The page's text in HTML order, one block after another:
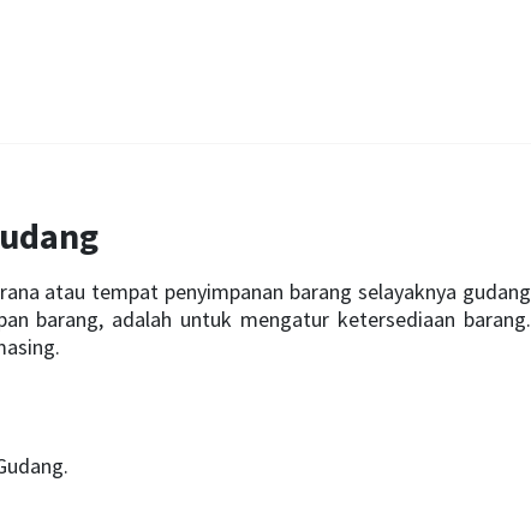
atau tempat penyimpanan barang selayaknya gudang
barang, adalah untuk mengatur ketersediaan barang.